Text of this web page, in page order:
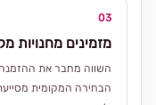
03
מזמינים מחנויות
השווה מחבר את ההזמנה
הבחירה המקומית